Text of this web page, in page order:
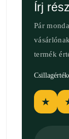
Írj
Pár
termék
★